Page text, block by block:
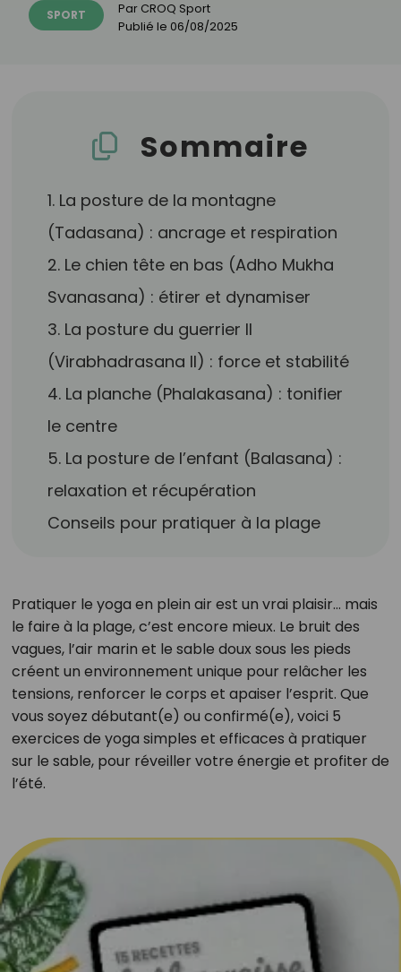
SPORT Par CROQ Sport
Publié le 06/08/2025
Sommaire
1. La posture de la montagne
(Tadasana) : ancrage et respiration
2. Le chien tête en bas (Adho Mukha
Svanasana) : étirer et dynamiser
3. La posture du guerrier II
(Virabhadrasana II) : force et stabilité
4. La planche (Phalakasana) : tonifier
le centre
5. La posture de l’enfant (Balasana) :
relaxation et récupération
Conseils pour pratiquer à la plage
Pratiquer le yoga en plein air est un vrai plaisir… mais
le faire à la plage, c’est encore mieux. Le bruit des
vagues, l’air marin et le sable doux sous les pieds
créent un environnement unique pour relâcher les
tensions, renforcer le corps et apaiser l’esprit. Que
vous soyez débutant(e) ou confirmé(e), voici 5
exercices de yoga simples et efficaces à pratiquer
sur le sable, pour réveiller votre énergie et profiter de
l’été.